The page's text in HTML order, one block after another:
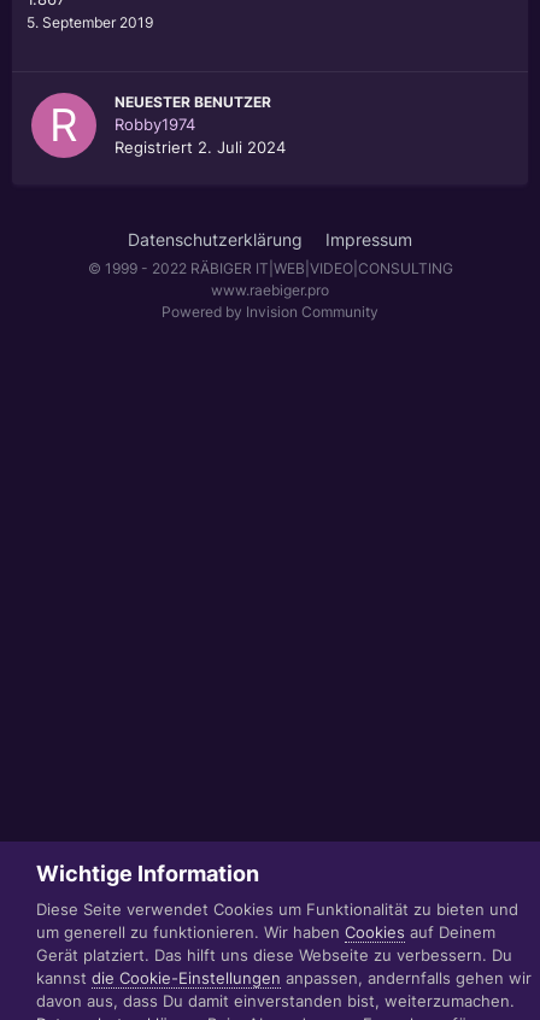
5. September 2019
NEUESTER BENUTZER
Robby1974
Registriert 2. Juli 2024
Datenschutzerklärung Impressum
© 1999 - 2022 RÄBIGER IT|WEB|VIDEO|CONSULTING
www.raebiger.pro
Powered by Invision Community
Wichtige Information
Diese Seite verwendet Cookies um Funktionalität zu bieten und
um generell zu funktionieren. Wir haben Cookies auf Deinem
Gerät platziert. Das hilft uns diese Webseite zu verbessern. Du
kannst die Cookie-Einstellungen anpassen, andernfalls gehen wir
davon aus, dass Du damit einverstanden bist, weiterzumachen.